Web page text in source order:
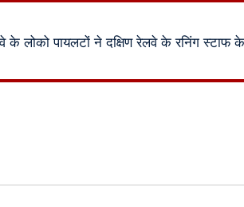
के लोको पायलटों ने दक्षिण रेलवे के रनिंग